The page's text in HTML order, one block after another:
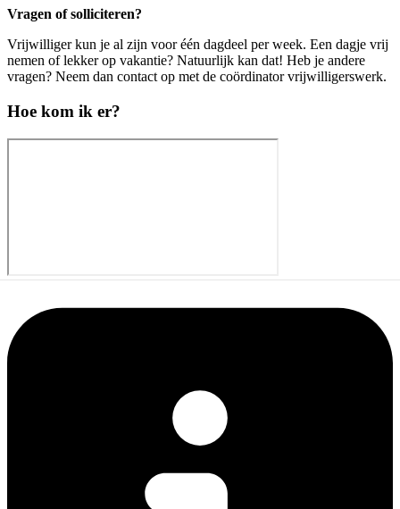
Vragen of solliciteren?
Vrijwilliger kun je al zijn voor één dagdeel per week. Een dagje vrij
nemen of lekker op vakantie? Natuurlijk kan dat! Heb je andere
vragen? Neem dan contact op met de coördinator vrijwilligerswerk.
Hoe kom ik er?